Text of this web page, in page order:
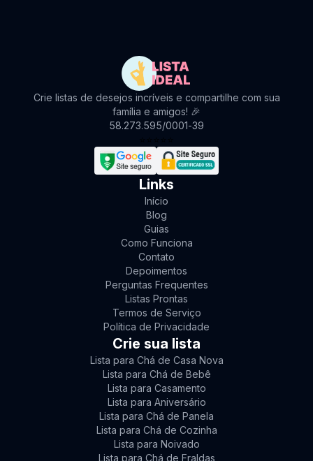
Crie listas de desejos incríveis e compartilhe com sua
família e amigos! 🎉
58.273.595/0001-39
Links
Início
Blog
Guias
Como Funciona
Contato
Depoimentos
Perguntas Frequentes
Listas Prontas
Termos de Serviço
Política de Privacidade
Crie sua lista
Lista para Chá de Casa Nova
Lista para Chá de Bebê
Lista para Casamento
Lista para Aniversário
Lista para Chá de Panela
Lista para Chá de Cozinha
Lista para Noivado
Lista para Chá de Fraldas